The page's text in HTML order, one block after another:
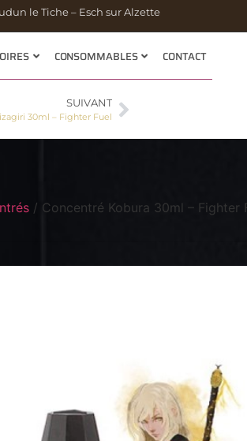
le Tiche – Esch sur Alzette
CONSOMMABLES CONTACT
SUIVANT
30ml – Fighter Fuel
/ Concentré Kobura 30ml – Fighter